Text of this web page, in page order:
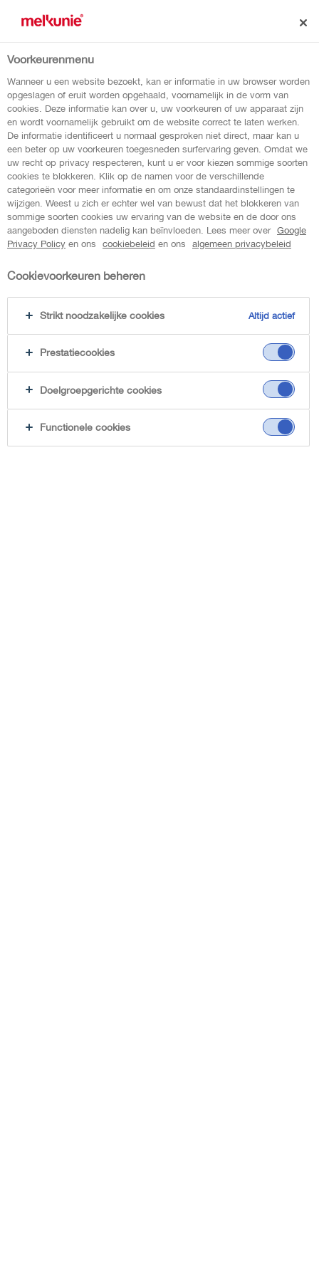
terug naar overzicht
aardbei vanille yoghurt
drink
Heerlijk, romige Melkunie PROTEIN Aardbei
Vanille Yoghurt Drink met 20 gram eiwit per
portie. Ideaal voor tussendoor, onderweg of
Voorkeurenmenu
Wanneer u een website bezoekt, kan er informatie in uw browser worden
opgeslagen of eruit worden opgehaald, voornamelijk in de vorm van
cookies. Deze informatie kan over u, uw voorkeuren of uw apparaat zijn
en wordt voornamelijk gebruikt om de website correct te laten werken.
De informatie identificeert u normaal gesproken niet direct, maar kan u
een beter op uw voorkeuren toegesneden surfervaring geven. Omdat we
uw recht op privacy respecteren, kunt u er voor kiezen sommige soorten
cookies te blokkeren. Klik op de namen voor de verschillende
categorieën voor meer informatie en om onze standaardinstellingen te
wijzigen. Weest u zich er echter wel van bewust dat het blokkeren van
sommige soorten cookies uw ervaring van de website en de door ons
aangeboden diensten nadelig kan beïnvloeden. Lees meer over Google
Privacy Policy en ons cookiebeleid en ons algemeen privacybeleid
Cookievoorkeuren beheren
Strikt noodzakelijke cookies Altijd actief
Prestatiecookies
Doelgroepgerichte cookies
Functionele cookies